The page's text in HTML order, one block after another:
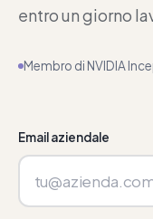
entro un giorno
Membro di NVIDIA
Email aziendale